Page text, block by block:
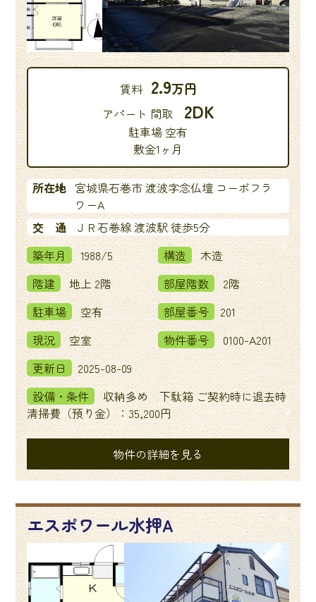
賃料 2.9万円
アパート 間取 2DK
駐車場 空有
敷金1ヶ月
所在地 宮城県石巻市 渡波字念仏壇 コーポフラ
ワーA
交 通
ＪＲ石巻線 渡波駅 徒歩5分
築年月
1988/5 構造
木造
階建
地上 2階 部屋階数
2階
駐車場
空有 部屋番号
201
現況
空室 物件番号
0100-A201
更新日
2025-08-09
設備・条件
収納多め 下駄箱 ご契約時に退去時
清掃費（預り金）：35,200円
物件の詳細を見る
エスポワール水押A